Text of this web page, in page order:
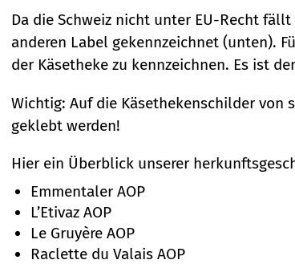
Da die Schweiz nicht unter EU-Recht
anderen Label gekennzeichnet (unten).
der Käsetheke zu kennzeichnen. Es ist
Wichtig: Auf die Käsethekenschilder von
geklebt werden!
Hier ein Überblick unserer
Emmentaler AOP
L’Etivaz AOP
Le Gruyère AOP
Raclette du Valais AOP